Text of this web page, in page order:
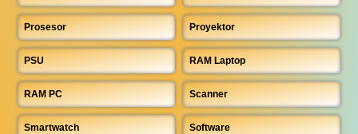
Prosesor Proyektor
PSU RAM Laptop
RAM PC Scanner
Smartwatch Software